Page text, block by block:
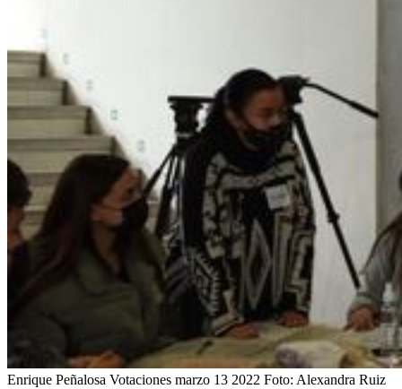
Enrique Peñalosa Votaciones marzo 13 2022 Foto: Alexandra Ruiz